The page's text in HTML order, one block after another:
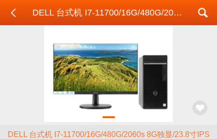
DELL 台式机 I7-11700/16G/480G/2060s 8G独显/23.8寸IPS
DELL 台式机 I7-11700/16G/480G/2060s 8G独显/23.8寸IPS